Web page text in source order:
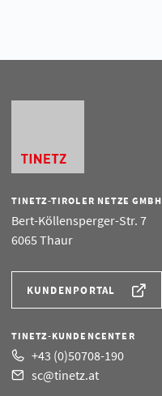
TINETZ-TIROLER NETZE GMBH
Bert-Köllensperger-Str. 7
6065 Thaur
KUNDENPORTAL
TINETZ-KUNDENCENTER
+43 (0)50708-190
sc@tinetz.at